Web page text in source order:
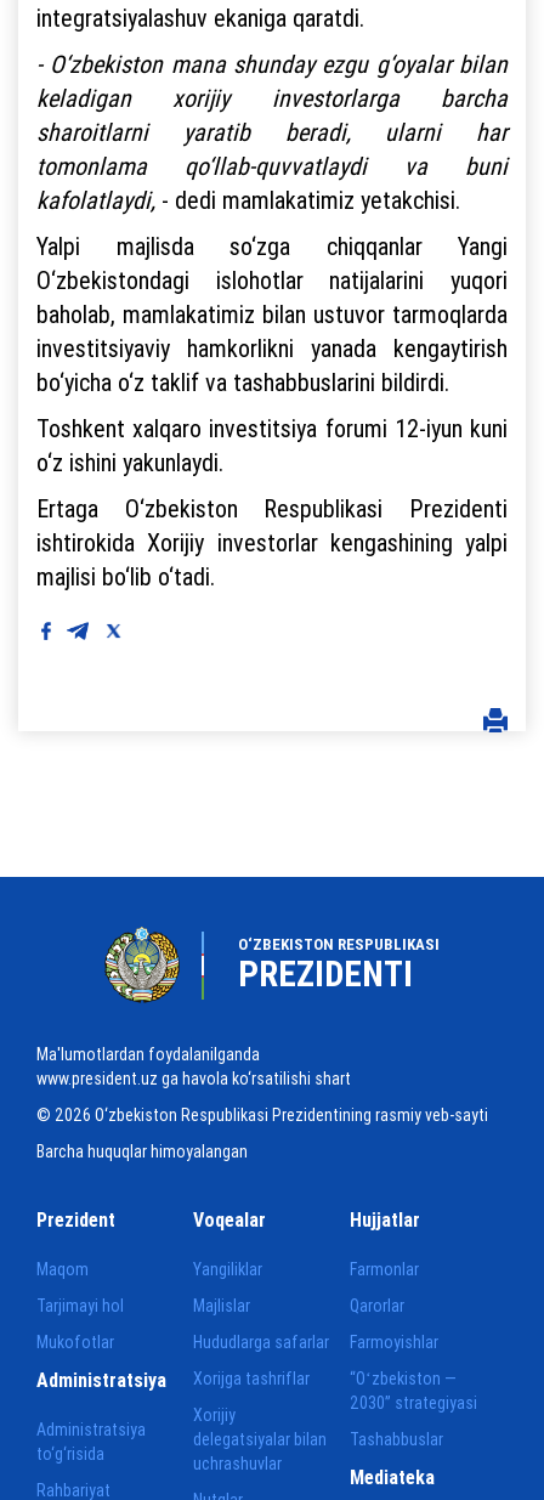
integratsiyalashuv ekaniga qaratdi.
- O‘zbekiston mana shunday ezgu g‘oyalar bilan
keladigan xorijiy investorlarga barcha
sharoitlarni yaratib beradi, ularni har
tomonlama qo‘llab-quvvatlaydi va buni
kafolatlaydi, - dedi mamlakatimiz yetakchisi.
Yalpi majlisda so‘zga chiqqanlar Yangi
O‘zbekistondagi islohotlar natijalarini yuqori
baholab, mamlakatimiz bilan ustuvor tarmoqlarda
investitsiyaviy hamkorlikni yanada kengaytirish
bo‘yicha o‘z taklif va tashabbuslarini bildirdi.
Toshkent xalqaro investitsiya forumi 12-iyun kuni
o‘z ishini yakunlaydi.
Ertaga O‘zbekiston Respublikasi Prezidenti
ishtirokida Xorijiy investorlar kengashining yalpi
majlisi bo‘lib o‘tadi.
O‘ZBEKISTON RESPUBLIKASI
PREZIDENTI
Ma'lumotlardan foydalanilganda
www.president.uz ga havola ko‘rsatilishi shart
© 2026 O‘zbekiston Respublikasi Prezidentining rasmiy veb-sayti
Barcha huquqlar himoyalangan
Prezident
Maqom
Tarjimayi hol
Mukofotlar
Voqealar
Yangiliklar
Majlislar
Hududlarga safarlar
Xorijga tashriflar
Xorijiy
delegatsiyalar bilan
uchrashuvlar
Hujjatlar
Farmonlar
Qarorlar
Farmoyishlar
“Oʻzbekiston —
2030” strategiyasi
Tashabbuslar
Administratsiya
Administratsiya
to‘g‘risida
Rahbariyat
Mediateka